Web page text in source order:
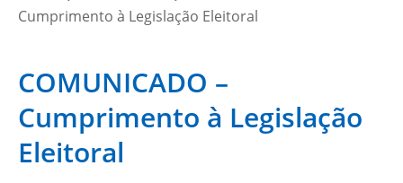
Cumprimento à Legislação Eleitoral
COMUNICADO –
Cumprimento à Legislação
Eleitoral